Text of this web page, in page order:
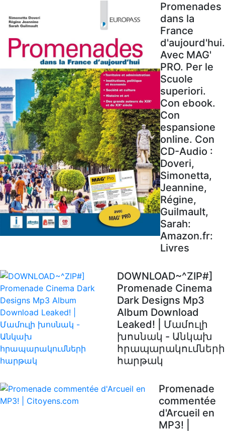
Promenades
dans la
France
d'aujourd'hui.
Avec MAG'
PRO. Per le
Scuole
superiori.
Con ebook.
Con
espansione
online. Con
CD-Audio :
Doveri,
Simonetta,
Jeannine,
Régine,
Guilmault,
Sarah:
Amazon.fr:
Livres
DOWNLOAD~^ZIP#]
Promenade Cinema
Dark Designs Mp3
Album Download
Leaked! | Մամուլի
խոսնակ - Անկախ
հրապարակումների
հարթակ
Promenade
commentée
d'Arcueil en
MP3! |